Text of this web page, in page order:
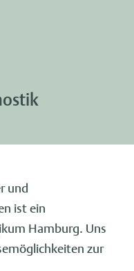
und
ist ein
Hamburg. Uns
zur